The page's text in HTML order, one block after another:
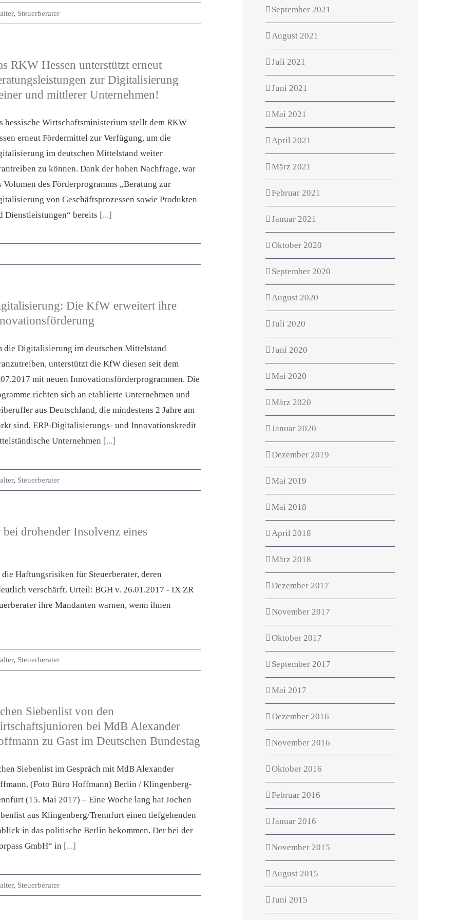
, Steuerberater
RKW Hessen unterstützt erneut
zur Digitalisierung
und mittlerer Unternehmen!
hessische Wirtschaftsministerium stellt dem RKW
erneut Fördermittel zur Verfügung, um die
im deutschen Mittelstand weiter
zu können. Dank der hohen Nachfrage, war
Volumen des Förderprogramms „Beratung zur
von Geschäftsprozessen sowie Produkten
Dienstleistungen“ bereits [...]
Die KfW erweitert ihre
die Digitalisierung im deutschen Mittelstand
unterstützt die KfW diesen seit dem
mit neuen Innovationsförderprogrammen. Die
richten sich an etablierte Unternehmen und
aus Deutschland, die mindestens 2 Jahre am
sind. ERP-Digitalisierungs- und Innovationskredit
Unternehmen [...]
, Steuerberater
drohender Insolvenz eines
Haftungsrisiken für Steuerberater, deren
verschärft. Urteil: BGH v. 26.01.2017 - IX ZR
ihre Mandanten warnen, wenn ihnen
, Steuerberater
Siebenlist von den
bei MdB Alexander
zu Gast im Deutschen Bundestag
Siebenlist im Gespräch mit MdB Alexander
(Foto Büro Hoffmann) Berlin / Klingenberg-
(15. Mai 2017) – Eine Woche lang hat Jochen
aus Klingenberg/Trennfurt einen tiefgehenden
in das politische Berlin bekommen. Der bei der
GmbH“ in [...]
, Steuerberater
September 2021
August 2021
Juli 2021
Juni 2021
Mai 2021
April 2021
März 2021
Februar 2021
Januar 2021
Oktober 2020
September 2020
August 2020
Juli 2020
Juni 2020
Mai 2020
März 2020
Januar 2020
Dezember 2019
Mai 2019
Mai 2018
April 2018
März 2018
Dezember 2017
November 2017
Oktober 2017
September 2017
Mai 2017
Dezember 2016
November 2016
Oktober 2016
Februar 2016
Januar 2016
November 2015
August 2015
Juni 2015